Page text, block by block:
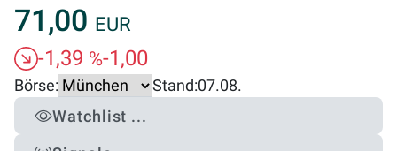
71,00 EUR
-1,39 %-1,00
Börse: Stand:07.08.
Watchlist ...